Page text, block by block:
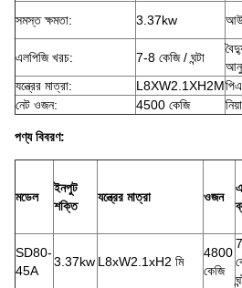
সমস্ত ক্ষমতা: 3.37kw
এলপিজি খরচ:
7-8 কেজি / ঘন্টা
যন্ত্রের মাত্রা:
L8XW2.1XH2M
নেট ওজন:
4500 কেজি
পণ্য বিবরণ:
মডেল
ইনপুট
শক্তি
যন্ত্রের মাত্রা ওজন
SD80-
45A
3.37kw L8xW2.1xH2 মি
4800
কেজি